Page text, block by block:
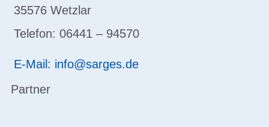
35576 Wetzlar
Telefon: 06441 – 94570
E-Mail: info@sarges.de
Partner